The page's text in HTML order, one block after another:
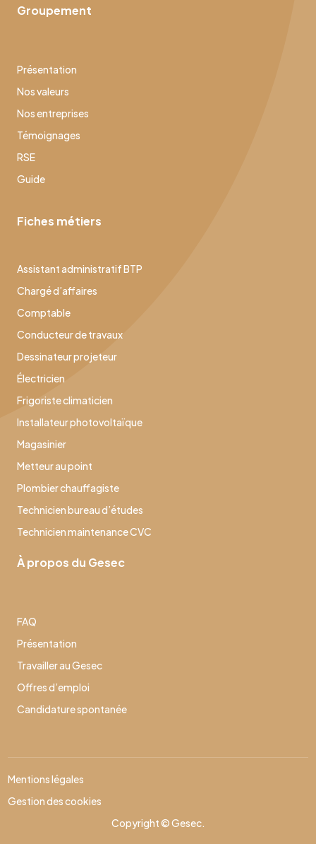
Groupement
Présentation
Nos valeurs
Nos entreprises
Témoignages
RSE
Guide
Fiches métiers
Assistant administratif BTP
Chargé d’affaires
Comptable
Conducteur de travaux
Dessinateur projeteur
Électricien
Frigoriste climaticien
Installateur photovoltaïque
Magasinier
Metteur au point
Plombier chauffagiste
Technicien bureau d’études
Technicien maintenance CVC
À propos du Gesec
FAQ
Présentation
Travailler au Gesec
Offres d’emploi
Candidature spontanée
Copyright © Gesec.
Mentions légales
Gestion des cookies